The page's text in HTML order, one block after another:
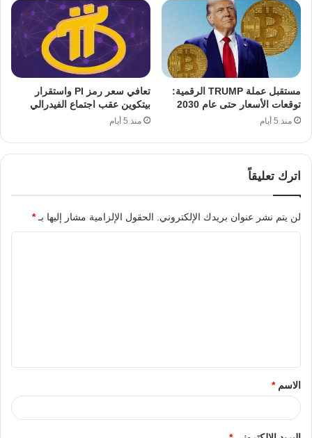
مستقبل عملة TRUMP الرقمية:
توقعات الأسعار حتى عام 2030
منذ 5 أيام
تعافي سعر رمز PI واستقرار
بيتكوين عقب اجتماع الفيدرالي
منذ 5 أيام
اترك تعليقاً
لن يتم نشر عنوان بريدك الإلكتروني. الحقول الإلزامية مشار إليها بـ*
الاسم*